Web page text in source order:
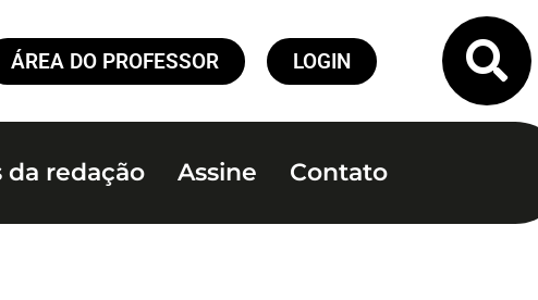
ÁREA DO PROFESSOR LOGIN
da redação Assine Contato